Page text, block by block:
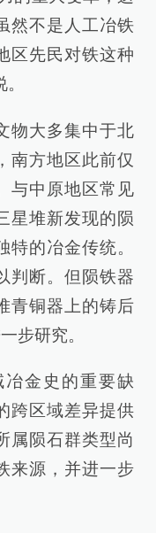
然不是人工冶铁
区先民对铁这种
物大多集中于北
南方地区此前仅
与中原地区常见
星堆新发现的陨
的冶金传统。
判断。但陨铁器
青铜器上的铸后
步研究。
金史的重要缺
跨区域差异提供
属陨石群类型尚
来源，并进一步